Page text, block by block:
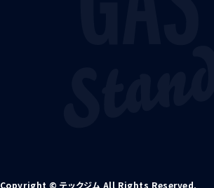
Copyright © テックジム All Rights Reserved.